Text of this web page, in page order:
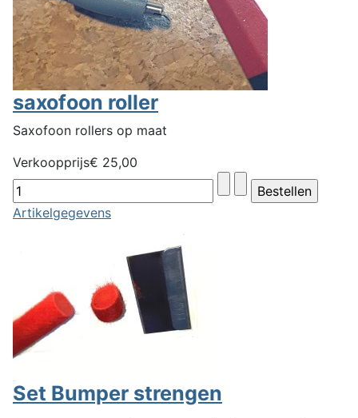
saxofoon roller
Saxofoon rollers op maat
Verkoopprijs€ 25,00
Artikelgegevens
Set Bumper strengen